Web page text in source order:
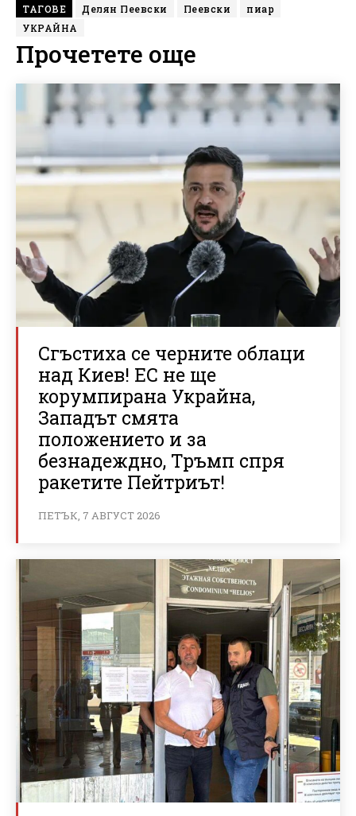
ТАГОВЕ Делян Пеевски Пеевски
пиар
УКРАЙНА
Прочетете още
Сгъстиха се черните облаци
над Киев! ЕС не ще
корумпирана Украйна,
Западът смята
положението и за
безнадеждно, Тръмп спря
ракетите Пейтриът!
ПЕТЪК, 7 АВГУСТ 2026